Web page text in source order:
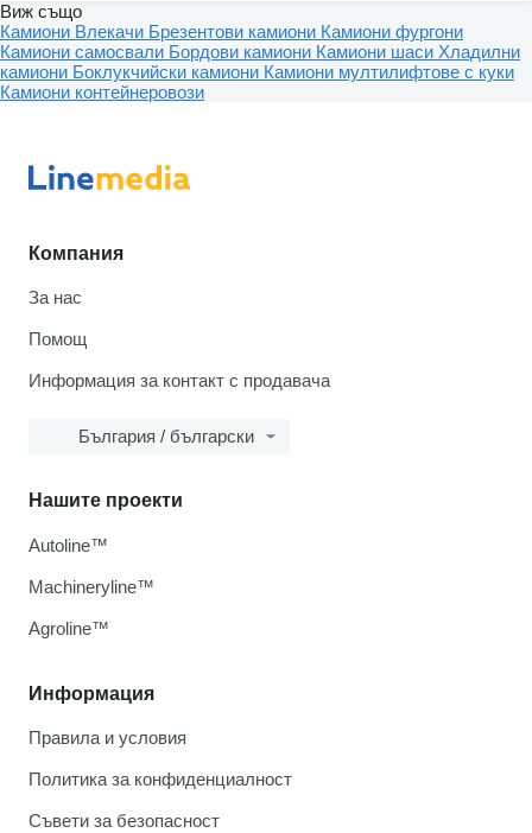
Виж също
Камиони Влекачи Брезентови камиони Камиони фургони
Камиони самосвали Бордови камиони Камиони шаси Хладилни
камиони Боклукчийски камиони Камиони мултилифтове с куки
Камиони контейнеровози
Компания
За нас
Помощ
Информация за контакт с продавача
България / български
Информация
Правила и условия
Политика за конфиденциалност
Съвети за безопасност
Нашите проекти
Autoline™
Machineryline™
Agroline™